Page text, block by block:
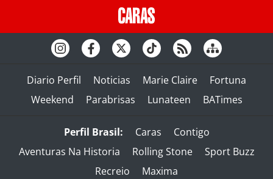
Diario Perfil Noticias Marie Claire
Fortuna
Weekend
Parabrisas Lunateen BATimes
Perfil Brasil: Caras
Contigo
Aventuras Na Historia
Rolling Stone
Sport Buzz
Recreio
Maxima